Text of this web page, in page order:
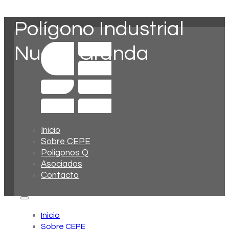
Inicio
Sobre CEPE
Polígonos Q
Asociados
Contacto
Inicio
Sobre CEPE
Polígono Industrial
Nuevo Granda